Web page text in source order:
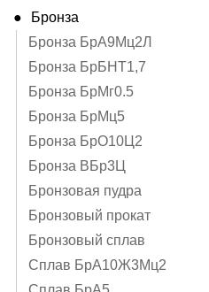
Бронза
Бронза БрА9Мц2Л
Бронза БрБНТ1,7
Бронза БрМг0.5
Бронза БрМц5
Бронза БрО10Ц2
Бронза ВБр3Ц
Бронзовая пудра
Бронзовый прокат
Бронзовый сплав
Сплав БрА10Ж3Мц2